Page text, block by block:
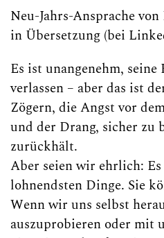
Neu-Jahrs-Ansprache
in Übersetzung (bei
Es ist unangenehm,
verlassen – aber das ist
Zögern, die Angst vor
und der Drang, sicher zu
zurückhält.
Aber seien wir ehrlich:
lohnendsten Dinge. Sie
Wenn wir uns selbst
auszuprobieren oder mit